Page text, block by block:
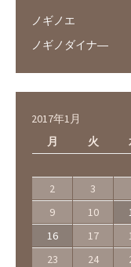
ノギノエ
ノギノダイナ―
2017年1月
月
火
2
3
9
10
16
17
23
24